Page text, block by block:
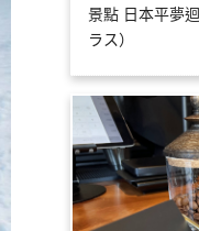
景點 日本平夢
ラス）